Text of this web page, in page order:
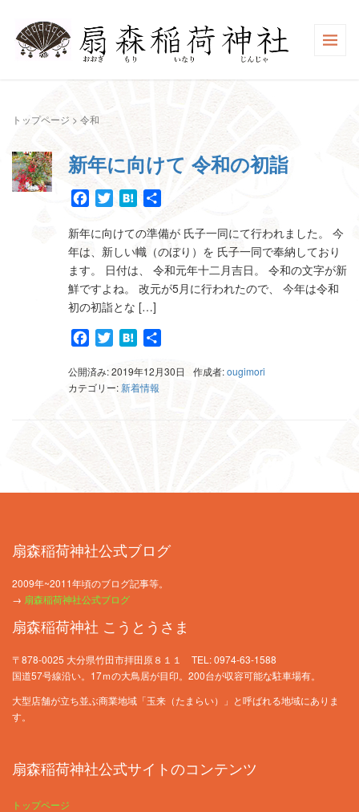
トップページ > 令和
新年に向けて 令和の初詣
FacebookTwitterHatena
有
新年に向けての準備が 氏子一同にて行われました。 今
年は、新しい幟（のぼり）を 氏子一同で奉納しており
ます。 日付は、 令和元年十二月吉日。 令和の文字が新
鮮ですよね。 改元が5月に行われたので、 今年は令和
初の初詣とな […]
FacebookTwitterHatena
公開済み: 2019年12月30日 作成者:ougimori
カテゴリー:新着情報
扇森稲荷神社公式ブログ
2009年~2011年頃のブログ記事等。
→ 扇森稲荷神社公式ブログ
扇森稲荷神社 こうとうさま
〒878-0025 大分県竹田市拝田原８１１ TEL: 0974-63-1588
国道57号線沿い。17ｍの大鳥居が目印。200台が収容可能な駐車場有。
大型店舗が立ち並ぶ商業地域「玉来（たまらい）」と呼ばれる地域にありま
す。
扇森稲荷神社公式サイトのコンテンツ
トップページ